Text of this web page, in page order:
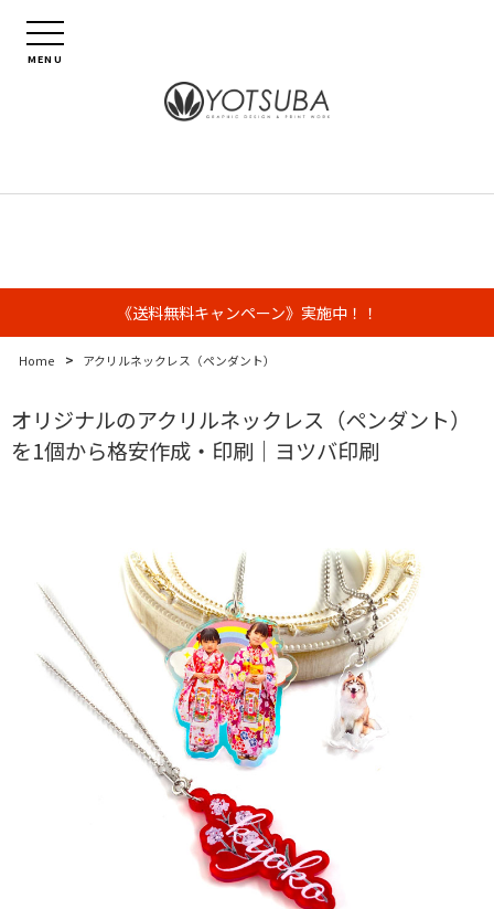
MENU
《送料無料キャンペーン》実施中！！
Home > アクリルネックレス（ペンダント）
オリジナルのアクリルネックレス（ペンダント）
を1個から格安作成・印刷｜ヨツバ印刷